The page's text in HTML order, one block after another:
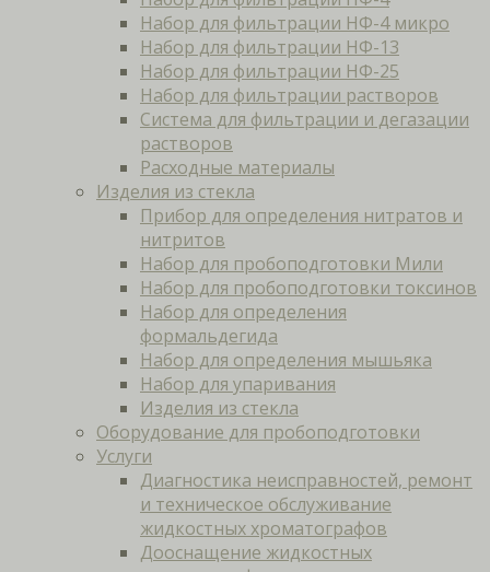
Набор для фильтрации НФ-4 микро
Набор для фильтрации НФ-13
Набор для фильтрации НФ-25
Набор для фильтрации растворов
Система для фильтрации и дегазации
растворов
Расходные материалы
Изделия из стекла
Прибор для определения нитратов и
нитритов
Набор для пробоподготовки Мили
Набор для пробоподготовки токсинов
Набор для определения
формальдегида
Набор для определения мышьяка
Набор для упаривания
Изделия из стекла
Оборудование для пробоподготовки
Услуги
Диагностика неисправностей, ремонт
и техническое обслуживание
жидкостных хроматографов
Дооснащение жидкостных